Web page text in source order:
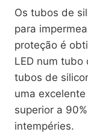
Os tubos de
para
proteção é
LED num
tubos de
uma
superior a
intempéries.